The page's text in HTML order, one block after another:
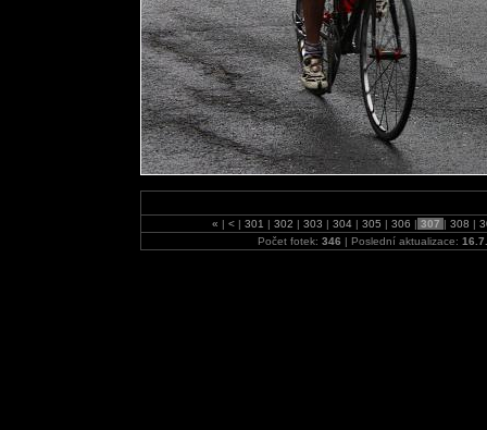
« | < | 301 | 302 | 303 | 304 | 305 | 306 | 307 | 308 |
Počet fotek: 346 | Poslední aktualizace: